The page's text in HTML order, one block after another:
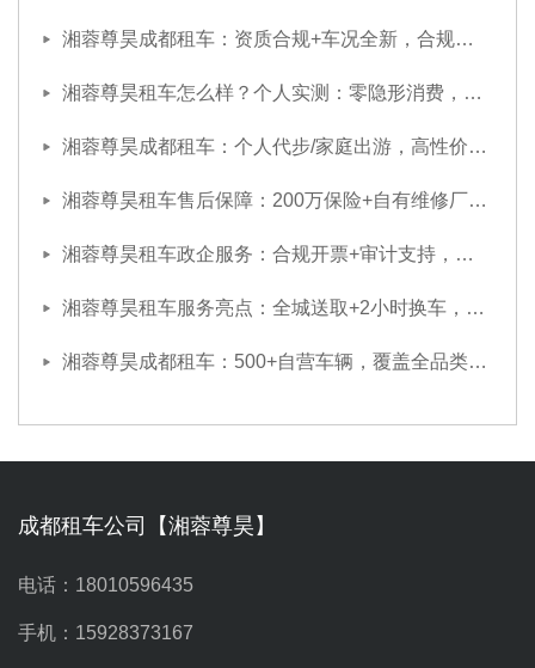
辆性能卓越的硬派越野是必不可少的。湘蓉尊昊成都租车
提供的正是这样一系列硬派越野车型，它们犹如钢铁巨
湘蓉尊昊成都租车：资质合规+车况全新，合规租车首选品牌
湘蓉尊昊租车怎么样？个人实测：零隐形消费，售后兜底超靠谱
湘蓉尊昊成都租车：个人代步/家庭出游，高性价比方案一键定制
湘蓉尊昊租车售后保障：200万保险+自有维修厂，出行无后顾之忧
湘蓉尊昊租车政企服务：合规开票+审计支持，政企采购放心选
湘蓉尊昊租车服务亮点：全城送取+2小时换车，应急保障拉满
湘蓉尊昊成都租车：500+自营车辆，覆盖全品类车型随心选
成都租车公司【湘蓉尊昊】
电话：18010596435
手机：15928373167